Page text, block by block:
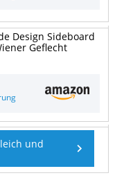
Design Sideboard
Geflecht
und